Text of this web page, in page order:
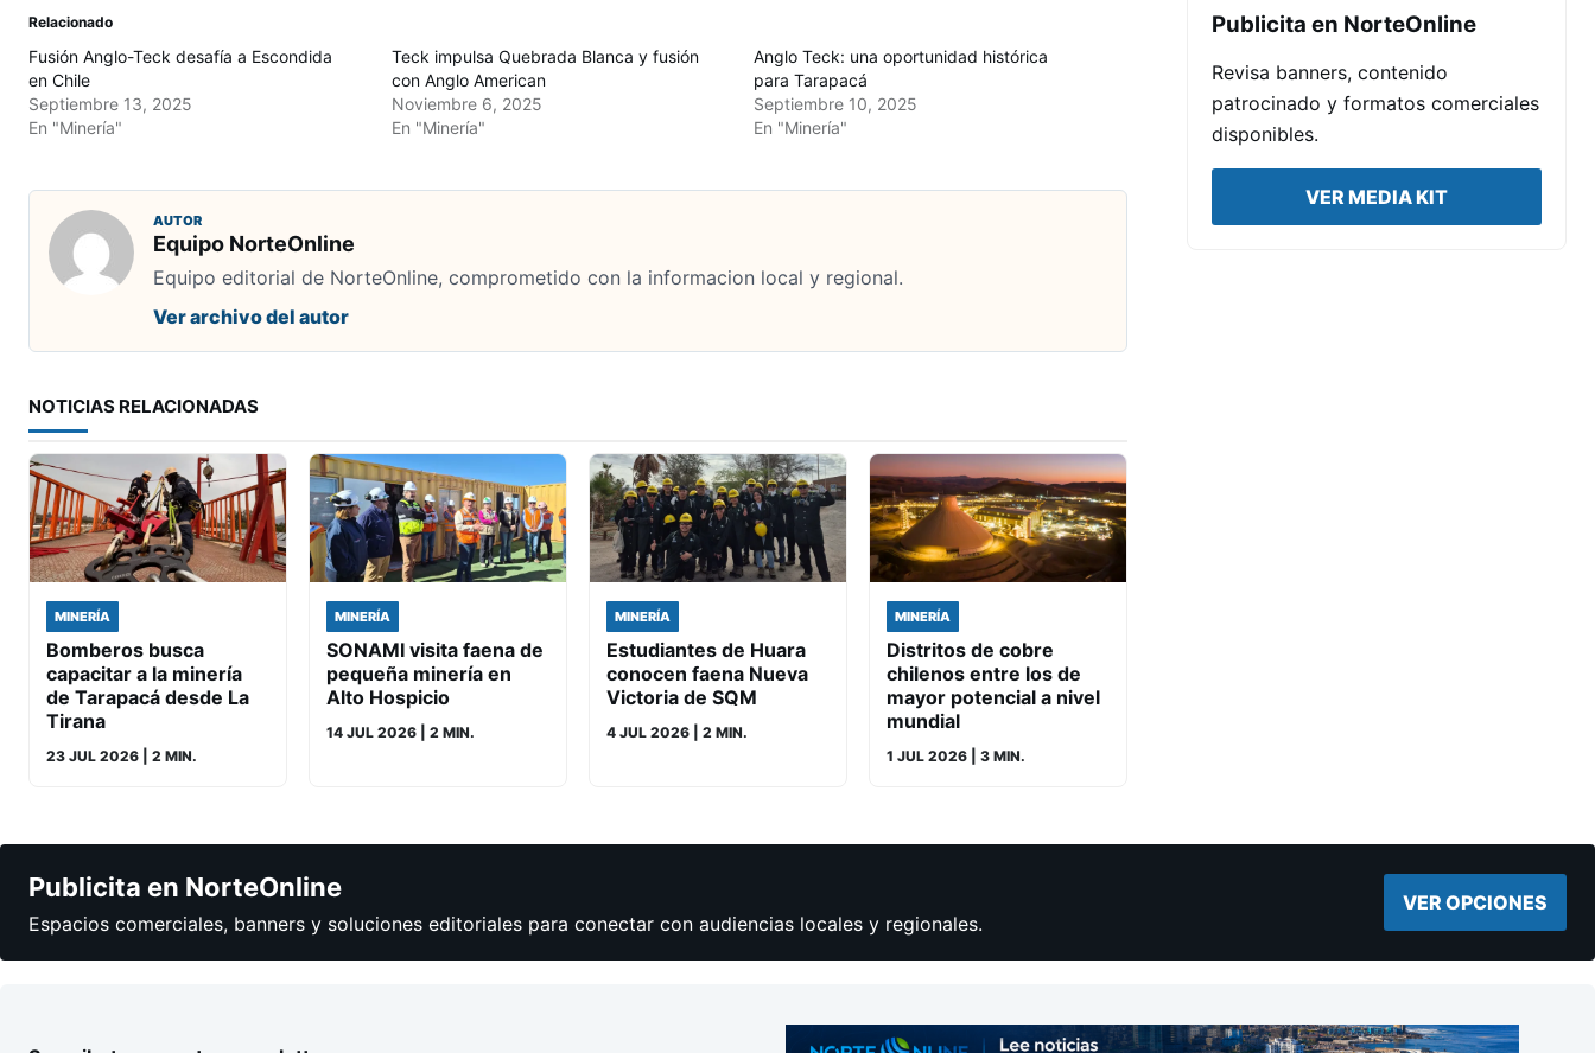
Relacionado
Fusión Anglo-Teck desafía a Escondida
en Chile
Septiembre 13, 2025
En "Minería"
Teck impulsa Quebrada Blanca y fusión
con Anglo American
Noviembre 6, 2025
En "Minería"
Anglo Teck: una oportunidad histórica
para Tarapacá
Septiembre 10, 2025
En "Minería"
AUTOR
Equipo NorteOnline
Equipo editorial de NorteOnline, comprometido con la informacion local y regional.
Ver archivo del autor
NOTICIAS RELACIONADAS
MINERÍA
Bomberos busca
capacitar a la minería
de Tarapacá desde La
Tirana
23 JUL 2026 | 2 MIN.
MINERÍA
SONAMI visita faena de
pequeña minería en
Alto Hospicio
14 JUL 2026 | 2 MIN.
MINERÍA
Estudiantes de Huara
conocen faena Nueva
Victoria de SQM
4 JUL 2026 | 2 MIN.
MINERÍA
Distritos de cobre
chilenos entre los de
mayor potencial a nivel
mundial
1 JUL 2026 | 3 MIN.
Publicita en NorteOnline
Revisa banners, contenido
patrocinado y formatos comerciales
disponibles.
VER MEDIA KIT
Publicita en NorteOnline
Espacios comerciales, banners y soluciones editoriales para conectar con audiencias locales y regionales.
VER OPCIONES